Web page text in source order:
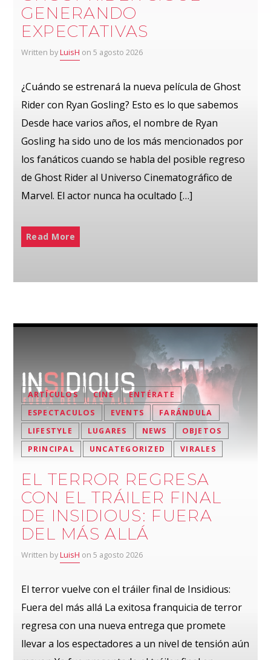
GENERANDO
EXPECTATIVAS
Written byLuisH on 5 agosto 2026
¿Cuándo se estrenará la nueva película de Ghost
Rider con Ryan Gosling? Esto es lo que sabemos
Desde hace varios años, el nombre de Ryan
Gosling ha sido uno de los más mencionados por
los fanáticos cuando se habla del posible regreso
de Ghost Rider al Universo Cinematográfico de
Marvel. El actor nunca ha ocultado […]
Read More
ARTÍCULOS CINE
ENTÉRATE
ESPECTACULOS
EVENTS
FARÁNDULA
LIFESTYLE
LUGARES NEWS
OBJETOS
PRINCIPAL
UNCATEGORIZED VIRALES
EL TERROR REGRESA
CON EL TRÁILER FINAL
DE INSIDIOUS: FUERA
DEL MÁS ALLÁ
Written byLuisH on 5 agosto 2026
El terror vuelve con el tráiler final de Insidious:
Fuera del más allá La exitosa franquicia de terror
regresa con una nueva entrega que promete
llevar a los espectadores a un nivel de tensión aún